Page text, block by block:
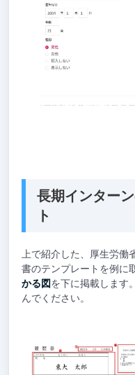
長期インター
ト
上で紹介した、厚生労
書のテンプレートを例に
かる図を下に掲載します
んでください。